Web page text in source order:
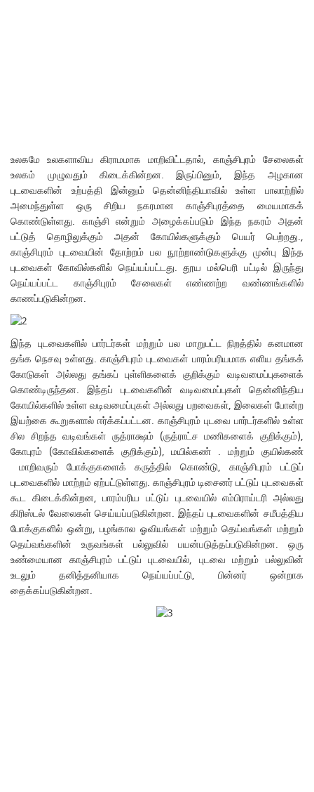
உலகமே உலகளாவிய கிராமமாக மாறிவிட்டதால், காஞ்சிபுரம் சேலைகள்
உலகம் முழுவதும் கிடைக்கின்றன. இருப்பினும், இந்த அழகான
புடவைகளின் உற்பத்தி இன்னும் தென்னிந்தியாவில் உள்ள பாலாற்றில்
அமைந்துள்ள ஒரு சிறிய நகரமான காஞ்சிபுரத்தை மையமாகக்
கொண்டுள்ளது. காஞ்சி என்றும் அழைக்கப்படும் இந்த நகரம் அதன்
பட்டுத் தொழிலுக்கும் அதன் கோயில்களுக்கும் பெயர் பெற்றது.,
காஞ்சிபுரம் புடவையின் தோற்றம் பல நூற்றாண்டுகளுக்கு முன்பு இந்த
புடவைகள் கோவில்களில் நெய்யப்பட்டது. தூய மல்பெரி பட்டில் இருந்து
நெய்யப்பட்ட காஞ்சிபுரம் சேலைகள் எண்ணற்ற வண்ணங்களில்
காணப்படுகின்றன.
இந்த புடவைகளில் பார்டர்கள் மற்றும் பல மாறுபட்ட நிறத்தில் கனமான
தங்க நெசவு உள்ளது. காஞ்சிபுரம் புடவைகள் பாரம்பரியமாக எளிய தங்கக்
கோடுகள் அல்லது தங்கப் புள்ளிகளைக் குறிக்கும் வடிவமைப்புகளைக்
கொண்டிருந்தன. இந்தப் புடவைகளின் வடிவமைப்புகள் தென்னிந்திய
கோயில்களில் உள்ள வடிவமைப்புகள் அல்லது பறவைகள், இலைகள் போன்ற
இயற்கை கூறுகளால் ஈர்க்கப்பட்டன. காஞ்சிபுரம் புடவை பார்டர்களில் உள்ள
சில சிறந்த வடிவங்கள் ருத்ராக்ஷம் (ருத்ராட்ச மணிகளைக் குறிக்கும்),
கோபுரம் (கோவில்களைக் குறிக்கும்), மயில்கண் . மற்றும் குயில்கண்
மாறிவரும் போக்குகளைக் கருத்தில் கொண்டு, காஞ்சிபுரம் பட்டுப்
புடவைகளில் மாற்றம் ஏற்பட்டுள்ளது. காஞ்சிபுரம் டிசைனர் பட்டுப் புடவைகள்
கூட கிடைக்கின்றன, பாரம்பரிய பட்டுப் புடவையில் எம்பிராய்டரி அல்லது
கிரிஸ்டல் வேலைகள் செய்யப்படுகின்றன. இந்தப் புடவைகளின் சமீபத்திய
போக்குகளில் ஒன்று, பழங்கால ஓவியங்கள் மற்றும் தெய்வங்கள் மற்றும்
தெய்வங்களின் உருவங்கள் பல்லுவில் பயன்படுத்தப்படுகின்றன. ஒரு
உண்மையான காஞ்சிபுரம் பட்டுப் புடவையில், புடவை மற்றும் பல்லுவின்
உடலும் தனித்தனியாக நெய்யப்பட்டு, பின்னர் ஒன்றாக
தைக்கப்படுகின்றன.